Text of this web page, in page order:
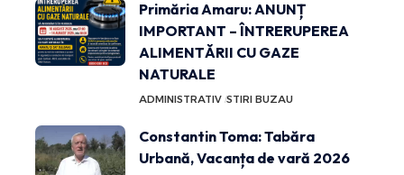
Primăria Amaru: ANUNȚ
IMPORTANT – ÎNTRERUPEREA
ALIMENTĂRII CU GAZE
NATURALE
ADMINISTRATIV STIRI BUZAU
Constantin Toma: Tabăra
Urbană, Vacanța de vară 2026